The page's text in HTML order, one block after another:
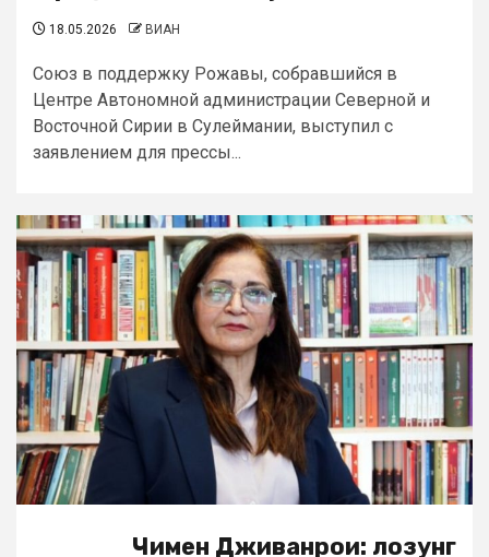
18.05.2026 ВИАН
Союз в поддержку Рожавы, собравшийся в
Центре Автономной администрации Северной и
Восточной Сирии в Сулеймании, выступил с
заявлением для прессы...
Чимен Дживанрои: лозунг